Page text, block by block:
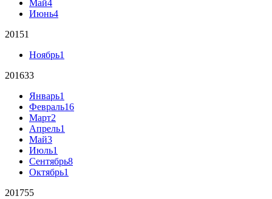
Май4
Июнь4
20151
Ноябрь1
201633
Январь1
Февраль16
Март2
Апрель1
Май3
Июль1
Сентябрь8
Октябрь1
201755